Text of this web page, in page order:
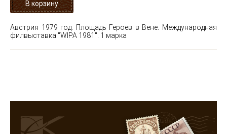
Австрия 1979 год. Площадь Героев в Вене. Международная
филвыставка "WIPA 1981". 1 марка